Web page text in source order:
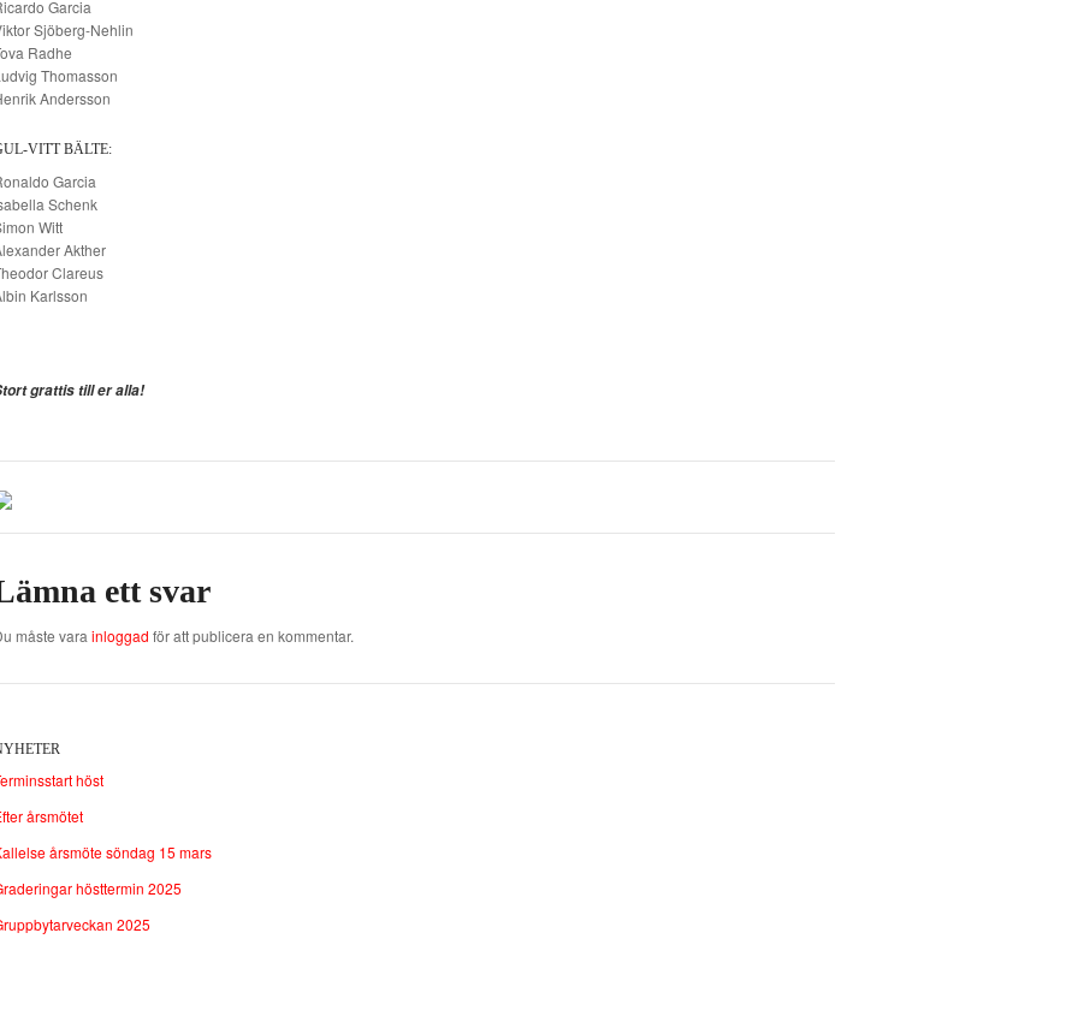
Garcia
Sjöberg-Nehlin
Radhe
Thomasson
Andersson
VITT BÄLTE:
Garcia
Schenk
Witt
Akther
Clareus
Karlsson
grattis till er alla!
ett svar
måste vara inloggad för att publicera en kommentar.
höst
årsmötet
årsmöte söndag 15 mars
hösttermin 2025
2025